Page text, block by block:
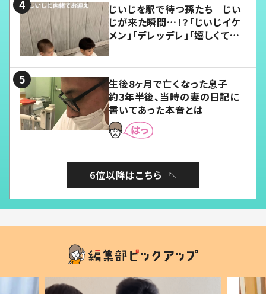
じいじを駅で待つ孫たち じい
じが来た瞬間…！？「じいじイケ
メン」「デレッデレ」「嬉しくて可
生後8ヶ月で亡くなった息子
約3年半後、当時の妻の日記に
書いてあった本音とは
6位以降はこちら